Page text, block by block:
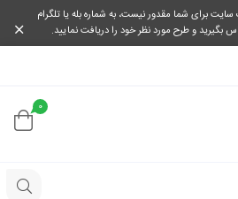
برای شما مقدور نیست، به شماره بله یا تلگرام
0